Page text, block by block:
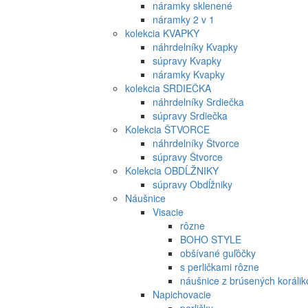
náramky sklenené
náramky 2 v 1
kolekcia KVAPKY
náhrdelníky Kvapky
súpravy Kvapky
náramky Kvapky
kolekcia SRDIEČKA
náhrdelníky Srdiečka
súpravy Srdiečka
Kolekcia ŠTVORCE
náhrdelníky Štvorce
súpravy Štvorce
Kolekcia OBDĹŽNIKY
súpravy Obdĺžniky
Náušnice
Visacie
rôzne
BOHO STYLE
obšívané guľôčky
s perličkami rôzne
náušnice z brúsených
Napichovacie